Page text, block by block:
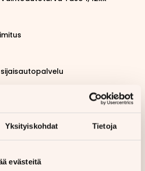
Yksityiskohdat Tietoja
evästeitä
321,09 €